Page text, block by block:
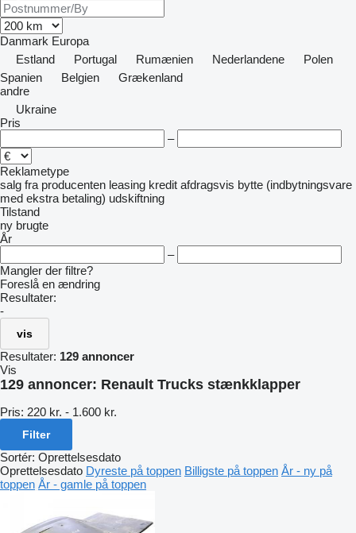
Danmark Europa
Estland
Portugal Rumænien Nederlandene
Polen
Spanien
Belgien
Grækenland
andre
Ukraine
Pris
–
Reklametype
salg fra producenten leasing kredit afdragsvis bytte (indbytningsvare
med ekstra betaling) udskiftning
Tilstand
ny brugte
År
–
Mangler der filtre?
Foreslå en ændring
Resultater:
-
vis
Resultater: 129 annoncer
Vis
129 annoncer: Renault Trucks stænkklapper
Pris: 220 kr. - 1.600 kr.
Filter
Sortér: Oprettelsesdato
Oprettelsesdato Dyreste på toppen Billigste på toppen År - ny på
toppen År - gamle på toppen